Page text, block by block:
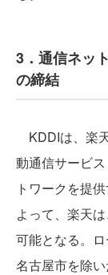
3．通信ネッ
の締結
KDDIは、楽
動通信サービ
トワークを提
よって、楽天
可能となる。
名古屋市を除い